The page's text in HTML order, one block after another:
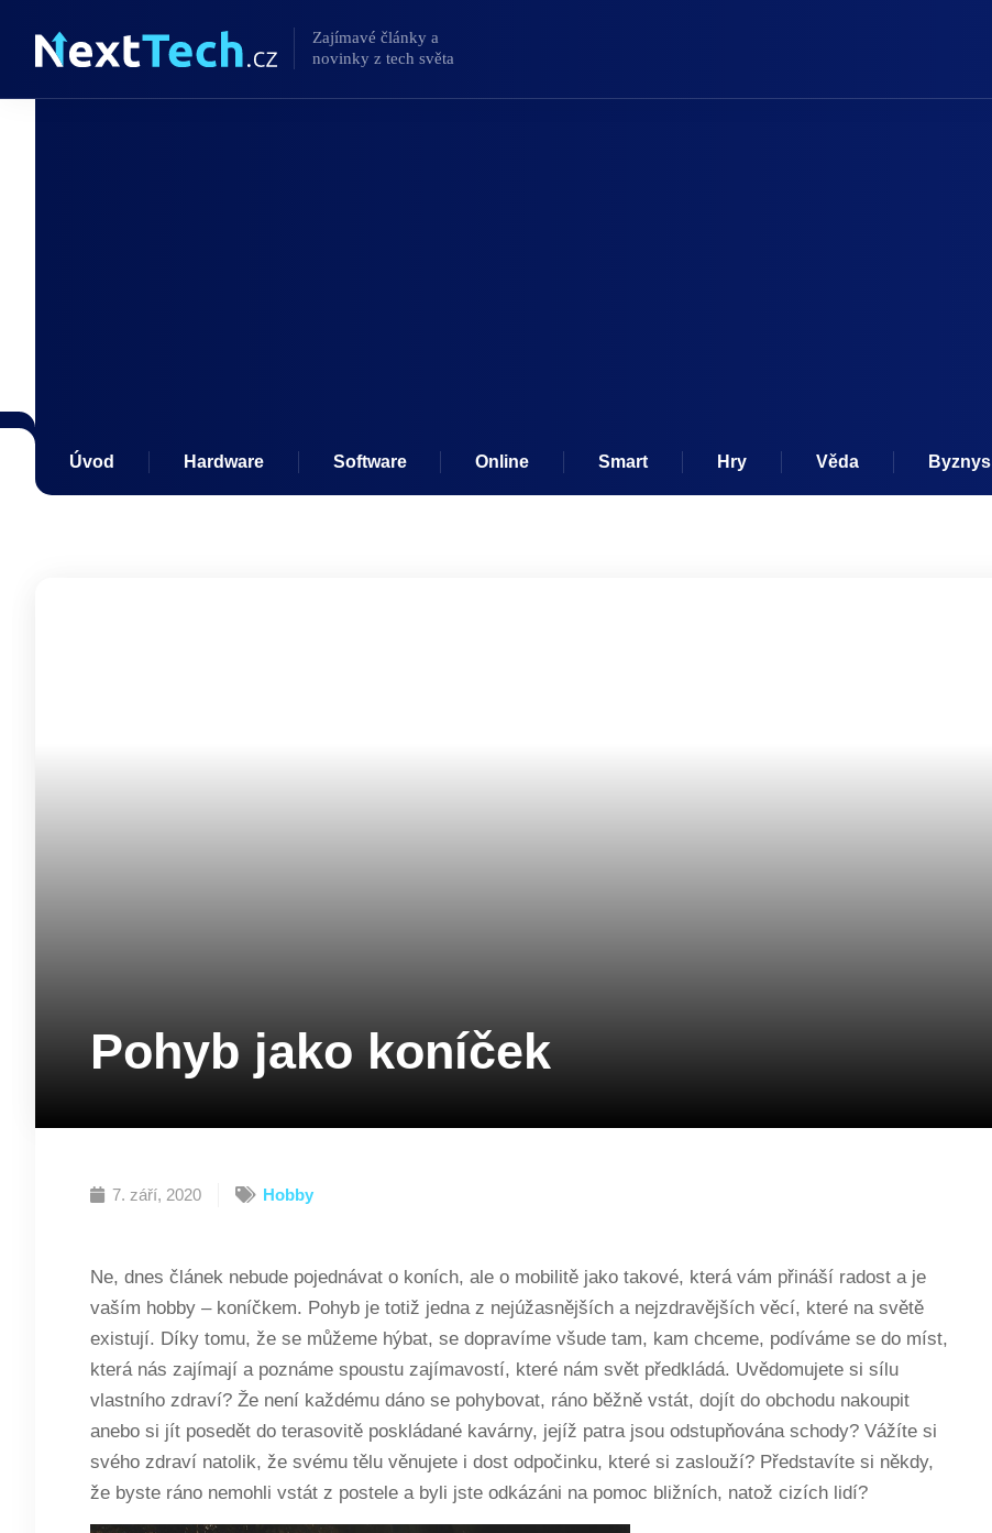
Úvod Hardware Software Online Smart Hry Věda Byznys
Pohyb jako koníček
7. září, 2020 Hobby
Ne, dnes článek nebude pojednávat o koních, ale o mobilitě jako takové, která vám přináší radost a je
vaším hobby – koníčkem. Pohyb je totiž jedna z nejúžasnějších a nejzdravějších věcí, které na světě
existují. Díky tomu, že se můžeme hýbat, se dopravíme všude tam, kam chceme, podíváme se do míst,
která nás zajímají a poznáme spoustu zajímavostí, které nám svět předkládá. Uvědomujete si sílu
vlastního zdraví? Že není každému dáno se pohybovat, ráno běžně vstát, dojít do obchodu nakoupit
anebo si jít posedět do terasovitě poskládané kavárny, jejíž patra jsou odstupňována schody? Vážíte si
svého zdraví natolik, že svému tělu věnujete i dost odpočinku, které si zaslouží? Představíte si někdy,
že byste ráno nemohli vstát z postele a byli jste odkázáni na pomoc bližních, natož cizích lidí?